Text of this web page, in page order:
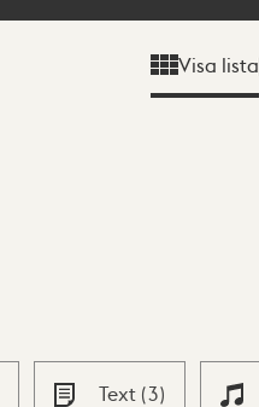
Visa lista
Text (3)